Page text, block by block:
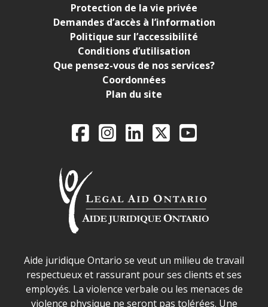
Protection de la vie privée
Demandes d’accès à l’information
Politique sur l’accessibilité
Conditions d’utilisation
Que pensez-vous de nos services?
Coordonnées
Plan du site
Legal Aid Ontario
FacebookInstagram
LinkedIn
X YouTube
Déclaration sur la sécurité dans les locaux d'AJO.
Aide juridique Ontario se veut un milieu de travail
respectueux et rassurant pour ses clients et ses
employés. La violence verbale ou les menaces de
violence physique ne seront pas tolérées. Une